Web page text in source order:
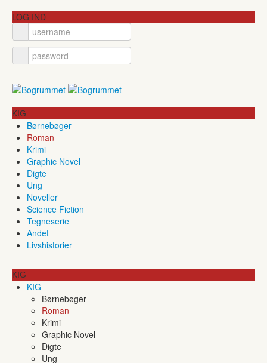
LOG IND
KIG
Børnebøger
Roman
Krimi
Graphic Novel
Digte
Ung
Noveller
Science Fiction
Tegneserie
Andet
Livshistorier
KIG
KIG
Børnebøger
Roman
Krimi
Graphic Novel
Digte
Ung